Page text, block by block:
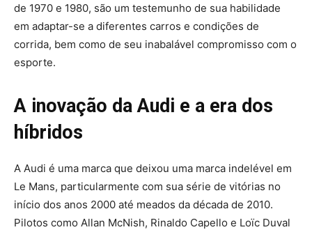
de 1970 e 1980, são um testemunho de sua habilidade
em adaptar-se a diferentes carros e condições de
corrida, bem como de seu inabalável compromisso com o
esporte.
A inovação da Audi e a era dos
híbridos
A Audi é uma marca que deixou uma marca indelével em
Le Mans, particularmente com sua série de vitórias no
início dos anos 2000 até meados da década de 2010.
Pilotos como Allan McNish, Rinaldo Capello e Loïc Duval